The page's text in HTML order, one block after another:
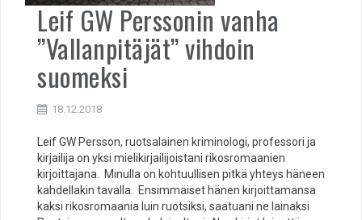
Leif GW Perssonin vanha
”Vallanpitäjät” vihdoin
suomeksi
18.12.2018
Leif GW Persson, ruotsalainen kriminologi, professori ja
kirjailija on yksi mielikirjailijoistani rikosromaanien
kirjoittajana. Minulla on kohtuullisen pitkä yhteys häneen
kahdellakin tavalla. Ensimmäiset hänen kirjoittamansa
kaksi rikosromaania luin ruotsiksi, saatuani ne lainaksi